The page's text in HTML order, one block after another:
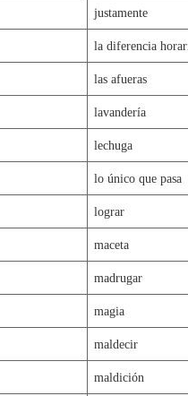
justamente
la diferencia
las afueras
lavandería
lechuga
lo único que pasa
lograr
maceta
madrugar
magia
maldecir
maldición